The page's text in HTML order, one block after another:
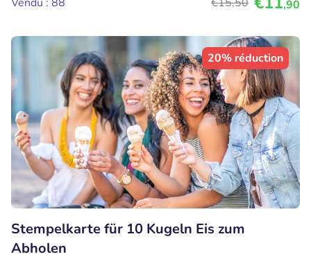
,90
20% réduction
Stempelkarte für 10 Kugeln Eis zum
Abholen